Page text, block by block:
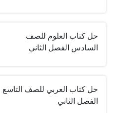
حل كتاب العلوم للصف
السادس الفصل الثاني
حل كتاب العربي للصف التاسع
الفصل الثاني